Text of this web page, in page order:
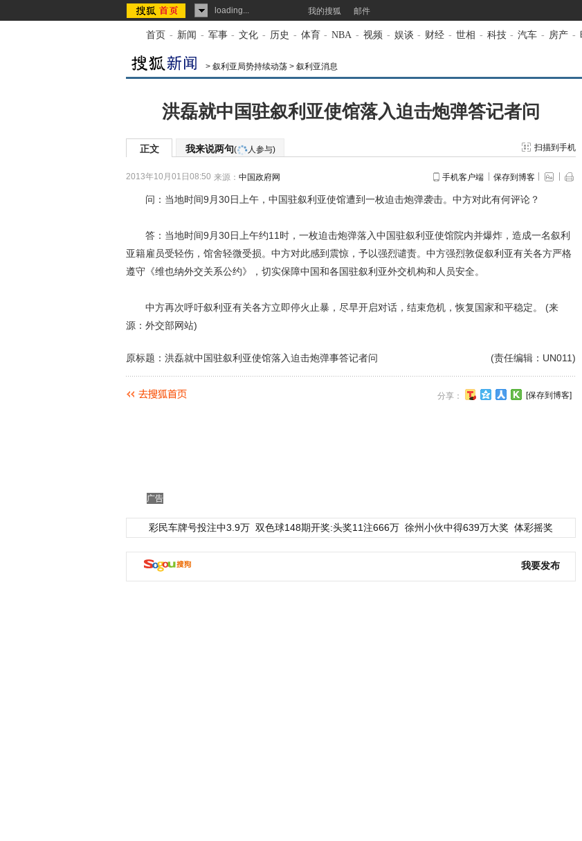
loading... 我的搜狐 邮件
首页 - 新闻 - 军事 - 文化 - 历史 - 体育 - NBA - 视频 - 娱谈 - 财经 - 世相 - 科技 - 汽车 - 房产 -
> 叙利亚局势持续动荡 > 叙利亚消息
洪磊就中国驻叙利亚使馆落入迫击炮弹答记者问
正文 我来说两句( 人参与) 扫描到手机
2013年10月01日08:50 来源： 中国政府网 手机客户端 保存到博客
问：当地时间9月30日上午，中国驻叙利亚使馆遭到一枚迫击炮弹袭击。中方对此有何评论？
答：当地时间9月30日上午约11时，一枚迫击炮弹落入中国驻叙利亚使馆院内并爆炸，造成一名叙利
亚籍雇员受轻伤，馆舍轻微受损。中方对此感到震惊，予以强烈谴责。中方强烈敦促叙利亚有关各方严格
遵守《维也纳外交关系公约》，切实保障中国和各国驻叙利亚外交机构和人员安全。
中方再次呼吁叙利亚有关各方立即停火止暴，尽早开启对话，结束危机，恢复国家和平稳定。 (来
源：外交部网站)
(责任编辑：UN011)
原标题：洪磊就中国驻叙利亚使馆落入迫击炮弹事答记者问
分享： [保存到博客]
广告
彩民车牌号投注中3.9万 双色球148期开奖:头奖11注666万 徐州小伙中得639万大奖 体彩摇奖
我要发布